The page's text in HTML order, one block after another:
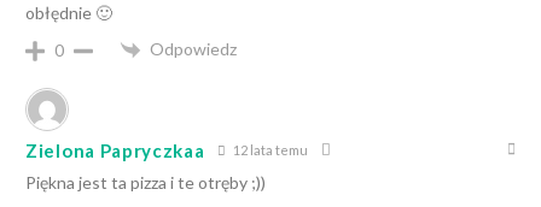
obłędnie 🙂
0
Odpowiedz
Zielona Papryczkaa 12 lata temu
Piękna jest ta pizza i te otręby ;))